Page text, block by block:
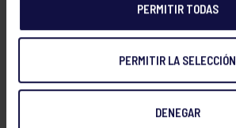
PERMITIR TODAS
PERMITIR LA SELECCIÓN
DENEGAR
VII TORNEO ABANCA